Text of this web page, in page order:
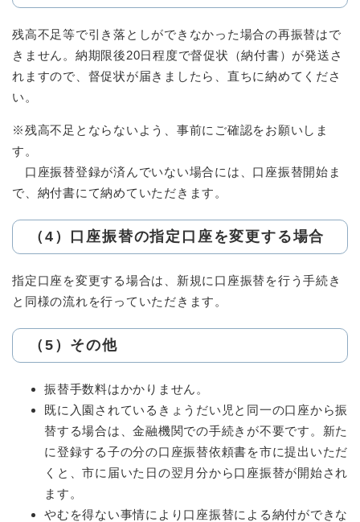
残高不足等で引き落としができなかった場合の再振替はで
きません。納期限後20日程度で督促状（納付書）が発送さ
れますので、督促状が届きましたら、直ちに納めてくださ
い。
※残高不足とならないよう、事前にご確認をお願いしま
す。
口座振替登録が済んでいない場合には、口座振替開始ま
で、納付書にて納めていただきます。
（4）口座振替の指定口座を変更する場合
指定口座を変更する場合は、新規に口座振替を行う手続き
と同様の流れを行っていただきます。
（5）その他
振替手数料はかかりません。
既に入園されているきょうだい児と同一の口座から振
替する場合は、金融機関での手続きが不要です。新た
に登録する子の分の口座振替依頼書を市に提出いただ
くと、市に届いた日の翌月分から口座振替が開始され
ます。
やむを得ない事情により口座振替による納付ができな